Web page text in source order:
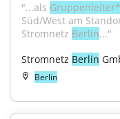
"...als
Süd/West am
Stromnetz Berlin..."
Stromnetz Berlin
Berlin